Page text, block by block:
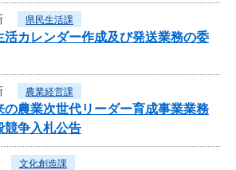
県民生活課
活カレンダー作成及び発送業務の委
農業経営課
の農業次世代リーダー育成事業業務
競争入札公告
文化創造課